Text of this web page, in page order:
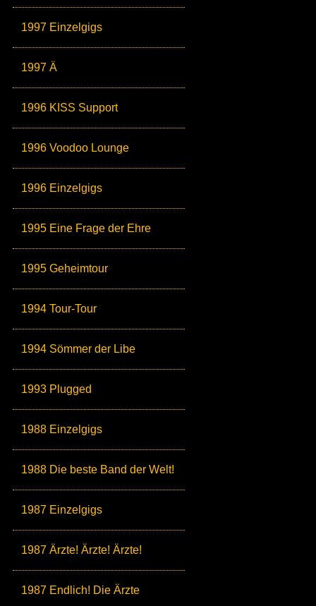
1997 Einzelgigs
1997 Ä
1996 KISS Support
1996 Voodoo Lounge
1996 Einzelgigs
1995 Eine Frage der Ehre
1995 Geheimtour
1994 Tour-Tour
1994 Sömmer der Libe
1993 Plugged
1988 Einzelgigs
1988 Die beste Band der Welt!
1987 Einzelgigs
1987 Ärzte! Ärzte! Ärzte!
1987 Endlich! Die Ärzte